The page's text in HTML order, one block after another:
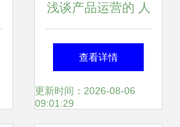
浅谈产品运营的 人
货 场 转
查看详情
更新时间：2026-08-06
09:01:29